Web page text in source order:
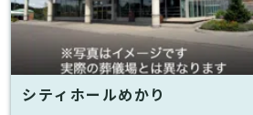
シティホールめかり